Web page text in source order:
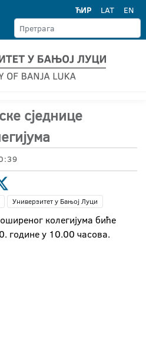
ЋИР LAT EN
сједнице
Универзитет у Бањој Луци
колегијума биће
године у 10.00 часова.